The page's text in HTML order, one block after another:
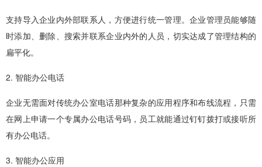
支持导入企业内外部联系人，方便进行统一管理。企业管理员能够随
时添加、删除、搜索并联系企业内外的人员，切实达成了管理结构的
扁平化。
2. 智能办公电话
企业无需面对传统办公室电话那种复杂的应用程序和布线流程，只需
在网上申请一个专属办公电话号码，员工就能通过钉钉拨打或接听所
有办公电话。
3. 智能办公应用